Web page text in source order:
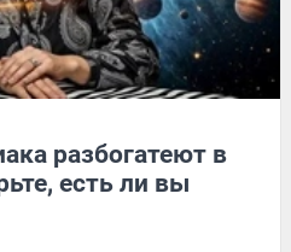
разбогатеют в
есть ли вы